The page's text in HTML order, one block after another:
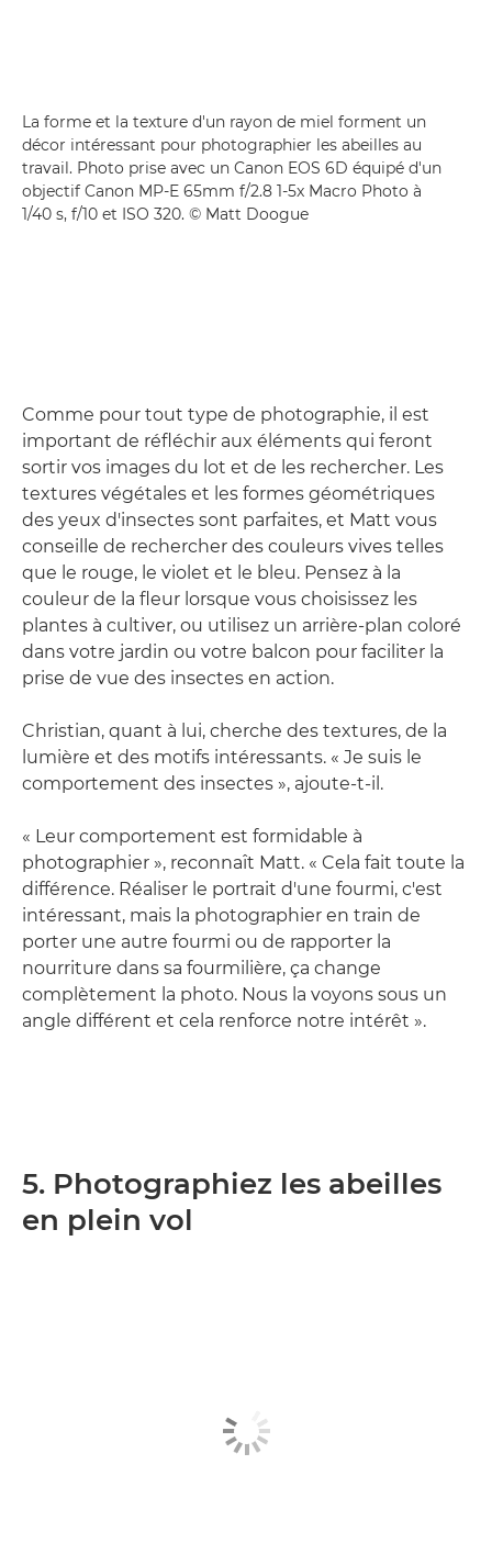
La forme et la texture d'un rayon de miel forment un
décor intéressant pour photographier les abeilles au
travail. Photo prise avec un Canon EOS 6D équipé d'un
objectif Canon MP-E 65mm f/2.8 1-5x Macro Photo à
1/40 s, f/10 et ISO 320. © Matt Doogue
Comme pour tout type de photographie, il est
important de réfléchir aux éléments qui feront
sortir vos images du lot et de les rechercher. Les
textures végétales et les formes géométriques
des yeux d'insectes sont parfaites, et Matt vous
conseille de rechercher des couleurs vives telles
que le rouge, le violet et le bleu. Pensez à la
couleur de la fleur lorsque vous choisissez les
plantes à cultiver, ou utilisez un arrière-plan coloré
dans votre jardin ou votre balcon pour faciliter la
prise de vue des insectes en action.
Christian, quant à lui, cherche des textures, de la
lumière et des motifs intéressants. « Je suis le
comportement des insectes », ajoute-t-il.
« Leur comportement est formidable à
photographier », reconnaît Matt. « Cela fait toute la
différence. Réaliser le portrait d'une fourmi, c'est
intéressant, mais la photographier en train de
porter une autre fourmi ou de rapporter la
nourriture dans sa fourmilière, ça change
complètement la photo. Nous la voyons sous un
angle différent et cela renforce notre intérêt ».
5. Photographiez les abeilles
en plein vol